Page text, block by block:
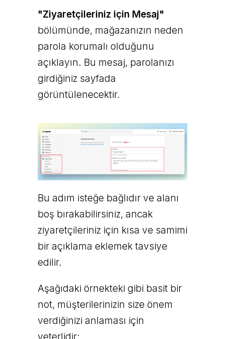
"Ziyaretçileriniz için Mesaj"
bölümünde, mağazanızın neden
parola korumalı olduğunu
açıklayın. Bu mesaj, parolanızı
girdiğiniz sayfada
görüntülenecektir.
Bu adım isteğe bağlıdır ve alanı
boş bırakabilirsiniz, ancak
ziyaretçileriniz için kısa ve samimi
bir açıklama eklemek tavsiye
edilir.
Aşağıdaki örnekteki gibi basit bir
not, müşterilerinizin size önem
verdiğinizi anlaması için